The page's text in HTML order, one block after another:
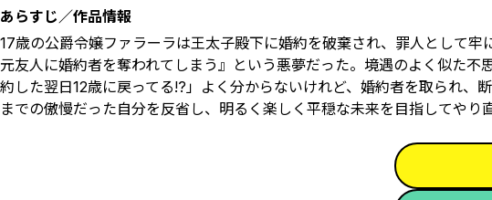
あらすじ／作品情報
17歳の公爵令嬢ファラーラは王太子殿下に婚約を破棄され、罪人として
元友人に婚約者を奪われてしまう』という悪夢だった。境遇のよく似た
約した翌日――12歳に戻ってる!?」よく分からないけれど、婚約者を取られ
までの傲慢だった自分を反省し、明るく楽しく平穏な未来を目指してやり